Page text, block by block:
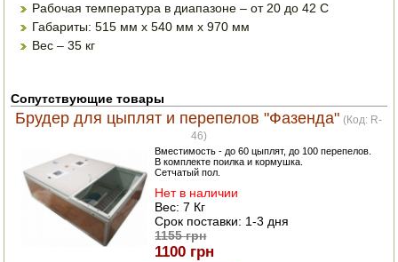
ПОСУДА ДЛЯ КУХНИ
МАНГАЛЫ, КОПТИЛЬНИ
ОРЕХОКОЛЫ
Рабочая температура в диапазоне – от 20 до 42 С
Габариты: 515 мм х 540 мм х 970 мм
Вес – 35 кг
Сопутствующие товары
Брудер для цыплят и перепелов "Фазенда" (Код: R-
46)
Вместимость - до 60 цыплят, до 100 перепелов.
В комплекте поилка и кормушка.
Сетчатый пол.
Нет в наличии
Вес:7 Кг
Срок поставки: 1-3 дня
1155 грн
1100 грн